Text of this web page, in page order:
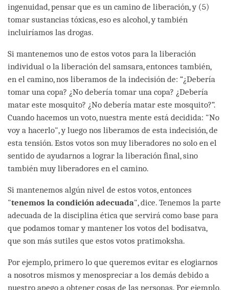
ingenuidad, pensar que es un camino de liberación, y (5)
tomar sustancias tóxicas, eso es alcohol, y también
incluiríamos las drogas.
Si mantenemos uno de estos votos para la liberación
individual o la liberación del samsara, entonces también,
en el camino, nos liberamos de la indecisión de: “¿Debería
tomar una copa? ¿No debería tomar una copa? ¿Debería
matar este mosquito? ¿No debería matar este mosquito?”.
Cuando hacemos un voto, nuestra mente está decidida: "No
voy a hacerlo", y luego nos liberamos de esta indecisión, de
esta tensión. Estos votos son muy liberadores no solo en el
sentido de ayudarnos a lograr la liberación final, sino
también muy liberadores en el camino.
Si mantenemos algún nivel de estos votos, entonces
"tenemos la condición adecuada", dice. Tenemos la parte
adecuada de la disciplina ética que servirá como base para
que podamos tomar y mantener los votos del bodisatva,
que son más sutiles que estos votos pratimoksha.
Por ejemplo, primero lo que queremos evitar es elogiarnos
a nosotros mismos y menospreciar a los demás debido a
nuestro apego a obtener cosas de las personas. Por ejemplo,